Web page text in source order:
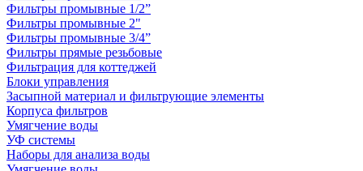
Фильтры промывные 1/2”
Фильтры промывные 2"
Фильтры промывные 3/4”
Фильтры прямые резьбовые
Фильтрация для коттеджей
Блоки управления
Засыпной материал и фильтрующие элементы
Корпуса фильтров
Умягчение воды
УФ системы
Наборы для анализа воды